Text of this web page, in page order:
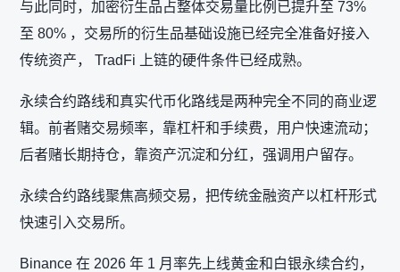
与此同时，加密衍生品占整体交易量比例已提升至 73%
至 80% ，交易所的衍生品基础设施已经完全准备好接入
传统资产， TradFi 上链的硬件条件已经成熟。
永续合约路线和真实代币化路线是两种完全不同的商业逻
辑。前者赌交易频率，靠杠杆和手续费，用户快速流动；
后者赌长期持仓，靠资产沉淀和分红，强调用户留存。
永续合约路线聚焦高频交易，把传统金融资产以杠杆形式
快速引入交易所。
Binance 在 2026 年 1 月率先上线黄金和白银永续合约，